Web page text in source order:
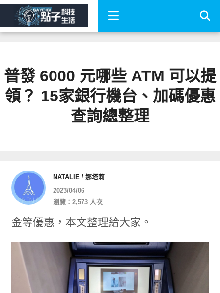
普發 6000 元哪些 ATM 可以提
領？ 15家銀行機台、加碼優惠
查詢總整理
NATALIE / 娜塔莉
2023/04/06
瀏覽：2,573 人次
金等優惠，本文整理給大家。